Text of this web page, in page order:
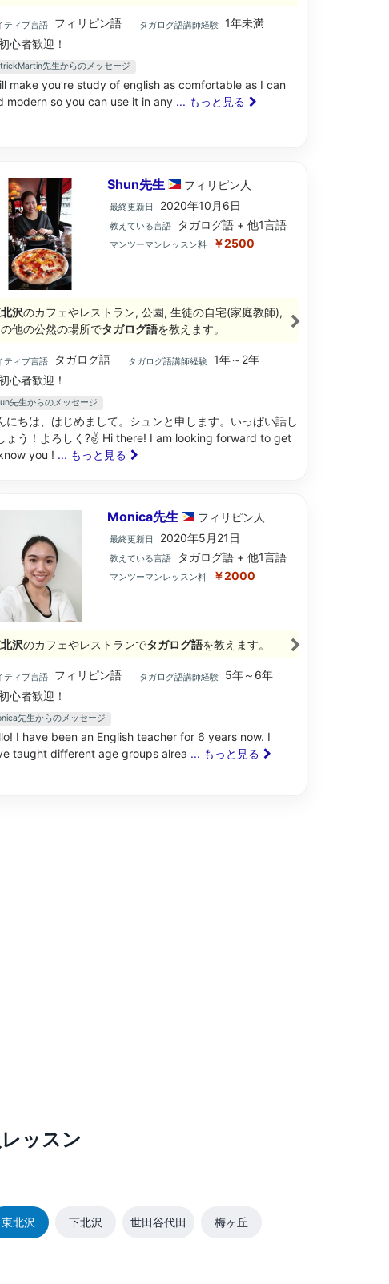
ティブ言語 フィリピン語 タガログ語講師経験
1年未満
心者歓迎！
先生からのメッセージ
make you’re study of english as comfortable as I can
modern so you can use it in any ... もっと見る
Shun先生 フィリピン 人
最終更新日 2020年10月6日
教えている言語 タガログ語 + 他1言語
マンツーマンレッスン料 ￥2500
沢のカフェやレストラン, 公園, 生徒の自宅(家庭教師),
他の公然の場所でタガログ語を教えます。
ティブ言語 タガログ語 タガログ語講師経験
1年～2年
心者歓迎！
先生からのメッセージ
にちは、はじめまして。シュンと申します。いっぱい話し
ょう！よろしく?✌️ Hi there! I am looking forward to get
you ! ... もっと見る
Monica先生 フィリピン 人
最終更新日 2020年5月21日
教えている言語 タガログ語 + 他1言語
マンツーマンレッスン料 ￥2000
沢のカフェやレストランでタガログ語を教えます。
ティブ言語 フィリピン語 タガログ語講師経験
5年～6年
心者歓迎！
先生からのメッセージ
I have been an English teacher for 6 years now. I
taught different age groups alrea ... もっと見る
ッスン
東北沢 下北沢 世田谷代田 梅ヶ丘